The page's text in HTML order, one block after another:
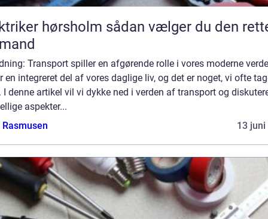
hørsholm sådan vælger du den rette
Transport spiller en afgørende rolle i vores moderne
en integreret del af vores daglige liv, og det er noget, vi ofte
I denne artikel vil vi dykke ned i verden af transport og
aspekter...
13 juni